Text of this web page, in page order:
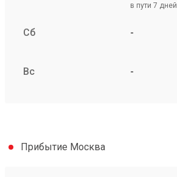
в пути 7 дней
Сб -
Вс -
Прибытие Москва